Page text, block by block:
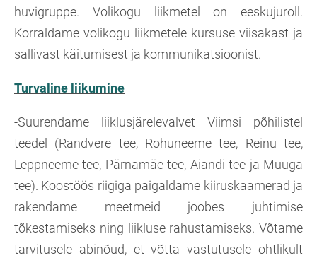
huvigruppe. Volikogu liikmetel on eeskujuroll.
Korraldame volikogu liikmetele kursuse viisakast ja
sallivast käitumisest ja kommunikatsioonist.
Turvaline liikumine
-Suurendame liiklusjärelevalvet Viimsi põhilistel
teedel (Randvere tee, Rohuneeme tee, Reinu tee,
Leppneeme tee, Pärnamäe tee, Aiandi tee ja Muuga
tee). Koostöös riigiga paigaldame kiiruskaamerad ja
rakendame meetmeid joobes juhtimise
tõkestamiseks ning liikluse rahustamiseks. Võtame
tarvitusele abinõud, et võtta vastutusele ohtlikult